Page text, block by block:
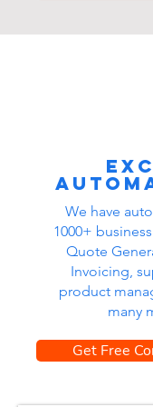
We have
1000+
Quote
Invoicing,
product
many
Get Free